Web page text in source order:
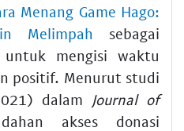
Menang Game Hago:
Melimpah sebagai
untuk mengisi waktu
positif. Menurut studi
dalam Journal of
akses donasi